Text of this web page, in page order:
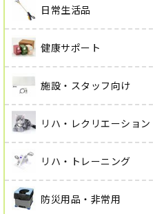
日常生活品
健康サポート
施設・スタッフ向け
リハ・レクリエーション
リハ・トレーニング
防災用品・非常用